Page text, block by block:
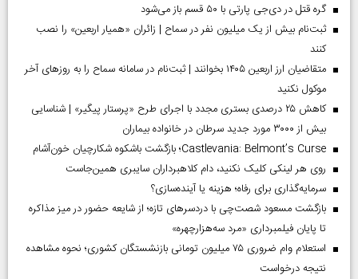
گره قتل در دی‌جی پارتی با ۵۰ قسم باز می‌شود
ثبت‌نام بیش از یک میلیون نفر در سماح | زائران «همیار اربعین» را نصب
کنند
متقاضیان ارز اربعین ۱۴۰۵ بخوانند | ثبت‌نام در سامانه سماح را به روز‌های آخر
موکول نکنید
کاهش ۲۵ درصدی بستری مجدد با اجرای طرح «پرستار پیگیر» | شناسایی
بیش از ۳۰۰۰ مورد جدید سرطان در خانواده بیماران
Castlevania: Belmont’s Curse؛ بازگشت باشکوه شکارچیان خون‌آشام
روی هر لینکی کلیک نکنید، دام کلاهبرداران سایبری همین‌جاست
سرمایه‌گذاری برای رفاه؛ هزینه یا آینده‌سازی؟
بازگشت مسعود شصت‌چی با دردسر‌های تازه؛ از شایعه حضور در میز مذاکره
تا پایان فیلمبرداری «مرد سه‌هزارچهره»
استعلام وام ضروری ۷۵ میلیون تومانی بازنشستگان کشوری؛ نحوه مشاهده
نتیجه درخواست